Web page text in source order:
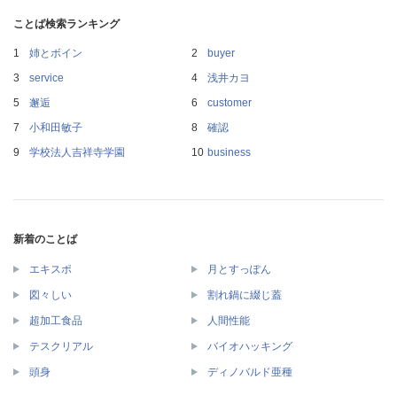
ことば検索ランキング
姉とボイン
buyer
service
浅井カヨ
邂逅
customer
小和田敏子
確認
学校法人吉祥寺学園
business
新着のことば
エキスポ 月とすっぽん
図々しい 割れ鍋に綴じ蓋
超加工食品 人間性能
テスクリアル バイオハッキング
頭身 ディノバルド亜種